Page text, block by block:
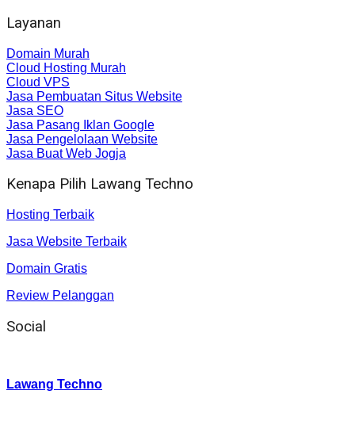
Layanan
Domain Murah
Cloud Hosting Murah
Cloud VPS
Jasa Pembuatan Situs Website
Jasa SEO
Jasa Pasang Iklan Google
Jasa Pengelolaan Website
Jasa Buat Web Jogja
Kenapa Pilih Lawang Techno
Hosting Terbaik
Jasa Website Terbaik
Domain Gratis
Review Pelanggan
Social
Lawang Techno